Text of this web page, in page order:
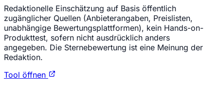
Redaktionelle Einschätzung auf Basis öffentlich
zugänglicher Quellen (Anbieterangaben, Preislisten,
unabhängige Bewertungsplattformen), kein Hands-on-
Produkttest, sofern nicht ausdrücklich anders
angegeben. Die Sternebewertung ist eine Meinung der
Redaktion.
Tool öffnen